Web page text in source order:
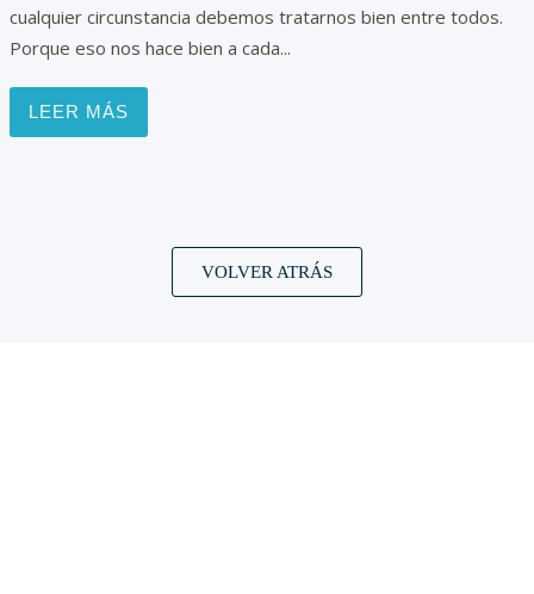
cualquier circunstancia debemos tratarnos bien entre todos.
Porque eso nos hace bien a cada...
LEER MÁS
VOLVER ATRÁS